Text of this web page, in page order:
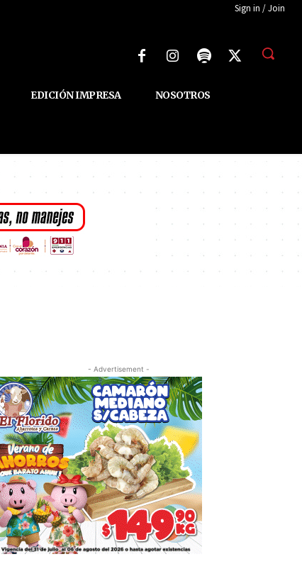
Sign in / Join
EDICIÓN IMPRESA NOSOTROS
- Advertisement -